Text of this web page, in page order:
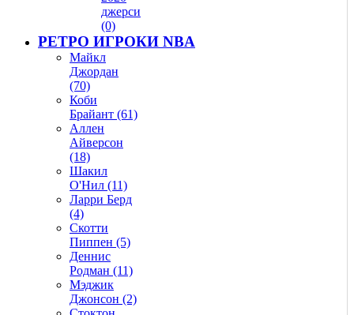
джерси
(0)
РЕТРО ИГРОКИ NBA
Майкл
Джордан
(70)
Коби
Брайант (61)
Аллен
Айверсон
(18)
Шакил
О'Нил (11)
Ларри Берд
(4)
Скотти
Пиппен (5)
Деннис
Родман (11)
Мэджик
Джонсон (2)